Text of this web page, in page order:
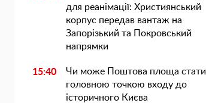
для реанімації: Християнський
корпус передав вантаж на
Запорізький та Покровський
напрямки
15:40
Чи може Поштова площа стати
головною точкою входу до
історичного Києва